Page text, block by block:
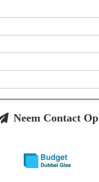
Neem Contact Op